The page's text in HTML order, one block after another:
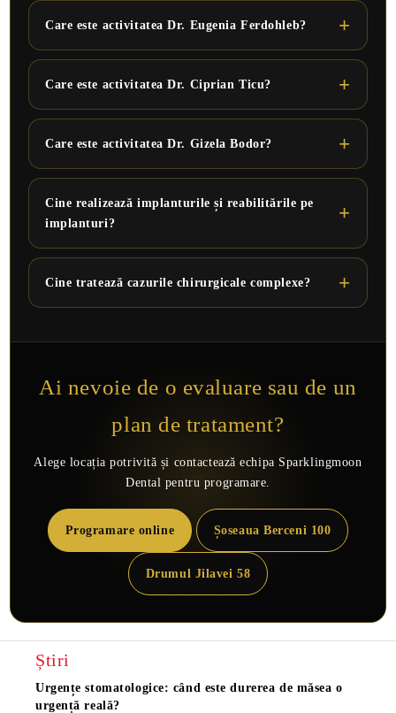
Care este activitatea Dr. Eugenia Ferdohleb?
Care este activitatea Dr. Ciprian Ticu?
Care este activitatea Dr. Gizela Bodor?
Cine realizează implanturile și reabilitările pe
implanturi?
Cine tratează cazurile chirurgicale complexe?
Ai nevoie de o evaluare sau de un
plan de tratament?
Alege locația potrivită și contactează echipa Sparklingmoon
Dental pentru programare.
Programare online Șoseaua Berceni 100
Drumul Jilavei 58
Știri
Urgențe stomatologice: când este durerea de măsea o
urgență reală?